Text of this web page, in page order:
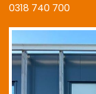
0318 740 700